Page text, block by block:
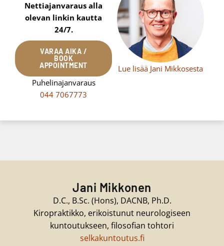
Nettiajanvaraus alla
olevan linkin kautta
24/7.
VARAA AIKA /
BOOK
APPOINTMENT
Puhelinajanvaraus
044 7067773
Lue lisää Jani Mikkosesta
Jani Mikkonen
D.C., B.Sc. (Hons), DACNB, Ph.D.
Kiropraktikko, erikoistunut neurologiseen
kuntoutukseen, filosofian tohtori
selkakuntoutus.fi